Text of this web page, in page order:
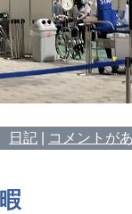
日記 | コメントが